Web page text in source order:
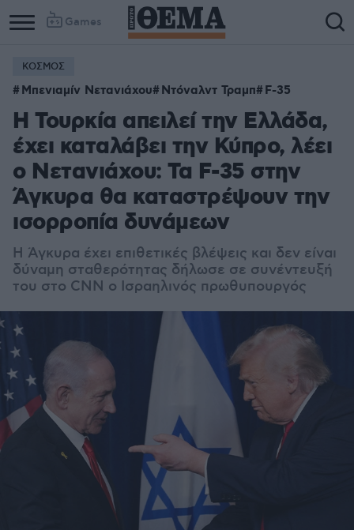
Games
ΚΟΣΜΟΣ
Μπενιαμίν Νετανιάχου Ντόναλντ Τραμπ F-35
Η Τουρκία απειλεί την Ελλάδα,
έχει καταλάβει την Κύπρο, λέει
ο Νετανιάχου: Τα F-35 στην
Άγκυρα θα καταστρέψουν την
ισορροπία δυνάμεων
Η Άγκυρα έχει επιθετικές βλέψεις και δεν είναι
δύναμη σταθερότητας δήλωσε σε συνέντευξή
του στο CNN ο Ισραηλινός πρωθυπουργός